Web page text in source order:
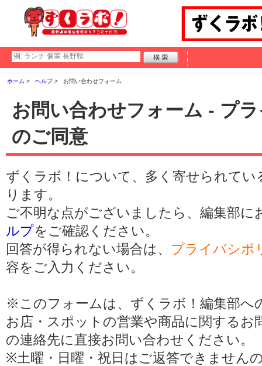
ホーム ヘルプ お問い合わせフォーム
お問い合わせフォーム - プ
のご同意
ずくラボ！について、多く寄せられてい
ります。
ご不明な点がございましたら、編集部
ルプをご確認ください。
回答が得られない場合は、 プライバシポ
容をご入力ください。
※このフォームは、ずくラボ！編集部へ
お店・スポットの営業や商品に関する
の連絡先に直接お問い合わせください。
※土曜・日曜・祝日はご返答できません